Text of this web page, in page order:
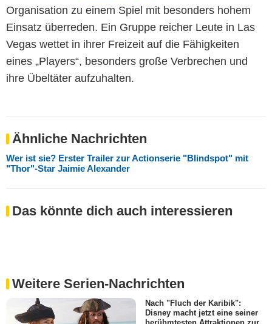
Organisation zu einem Spiel mit besonders hohem
Einsatz überreden. Ein Gruppe reicher Leute in Las
Vegas wettet in ihrer Freizeit auf die Fähigkeiten
eines „Players“, besonders große Verbrechen und
ihre Übeltäter aufzuhalten.
Ähnliche Nachrichten
Wer ist sie? Erster Trailer zur Actionserie "Blindspot" mit
"Thor"-Star Jaimie Alexander
Das könnte dich auch interessieren
Weitere Serien-Nachrichten
Nach "Fluch der Karibik":
Disney macht jetzt eine seiner